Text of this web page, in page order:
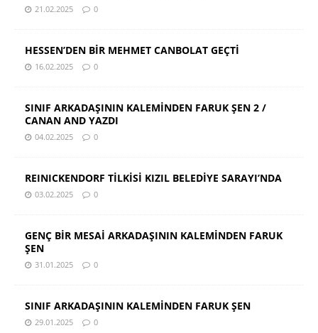
21.02.2025 0
HESSEN’DEN BİR MEHMET CANBOLAT GEÇTİ
16.02.2025 0
SINIF ARKADAŞININ KALEMİNDEN FARUK ŞEN 2 /
CANAN AND YAZDI
04.02.2025 0
REINICKENDORF TİLKİSİ KIZIL BELEDİYE SARAYI’NDA
03.02.2025 0
GENÇ BİR MESAİ ARKADAŞININ KALEMİNDEN FARUK
ŞEN
31.01.2025 0
SINIF ARKADAŞININ KALEMİNDEN FARUK ŞEN
29.01.2025 0